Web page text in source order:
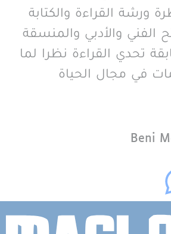
ورشة القراءة والكتابة
الفني والأدبي والمنسقة
تحدي القراءة نظرا لما
في مجال الحياة
Beni